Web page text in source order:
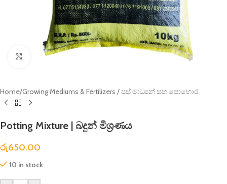
Click to enlarge
Home/Growing Mediums & Fertilizers / පස් මාධ්‍යන් සහ පොහොර
Potting Mixture | බදුන් මිශ්‍රණය
රු650.00
10 in stock